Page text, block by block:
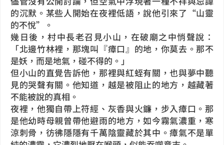
的沉默。某些人開始在夜裡低語，說他引來了“山靈
的不悅”。
幾日後，村中長老召見小山，在破廟之中悄聲說：
「北邊竹林裡，那塊叫『瘴口』的地，你莫去。那不
是妖，而是地氣，碰不得的。」
但小山的直覺告訴他，那裡與紅蛭有關，也與夢中聽
見的哭聲有關。他知道，越是被阻止的地方，越藏著
不能被說的真相。
夜裡，他獨自帶上符經、灰香與火鐮，步入瘴口。那
是他幼時母親曾帶他避雨的地方，如今霧氣濃重，寒
涼刺骨，彷彿隱隱有千萬陰靈藏於其中。瘴氣不是單